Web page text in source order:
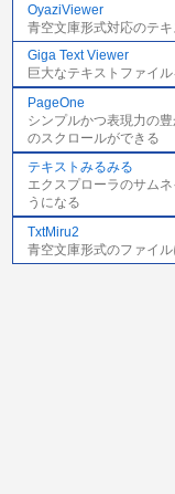
OyaziViewer
青空文庫形式対応のテ
Giga Text Viewer
巨大なテキストファイ
PageOne
シンプルかつ表現力の
のスクロールができる
テキストみるみる
エクスプローラのサム
うになる
TxtMiru2
青空文庫形式のファイ